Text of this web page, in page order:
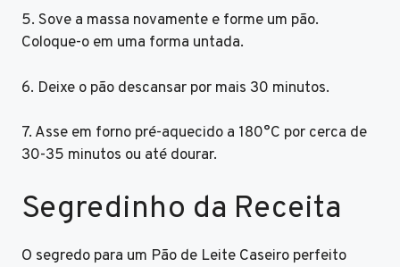
5. Sove a massa novamente e forme um pão.
Coloque-o em uma forma untada.
6. Deixe o pão descansar por mais 30 minutos.
7. Asse em forno pré-aquecido a 180°C por cerca de
30-35 minutos ou até dourar.
Segredinho da Receita
O segredo para um Pão de Leite Caseiro perfeito